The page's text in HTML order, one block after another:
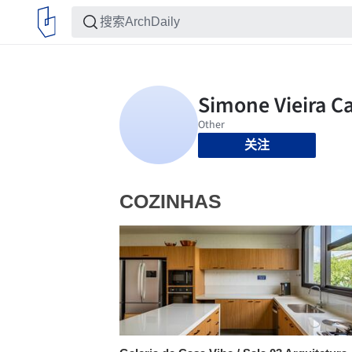
关注
COZINHAS